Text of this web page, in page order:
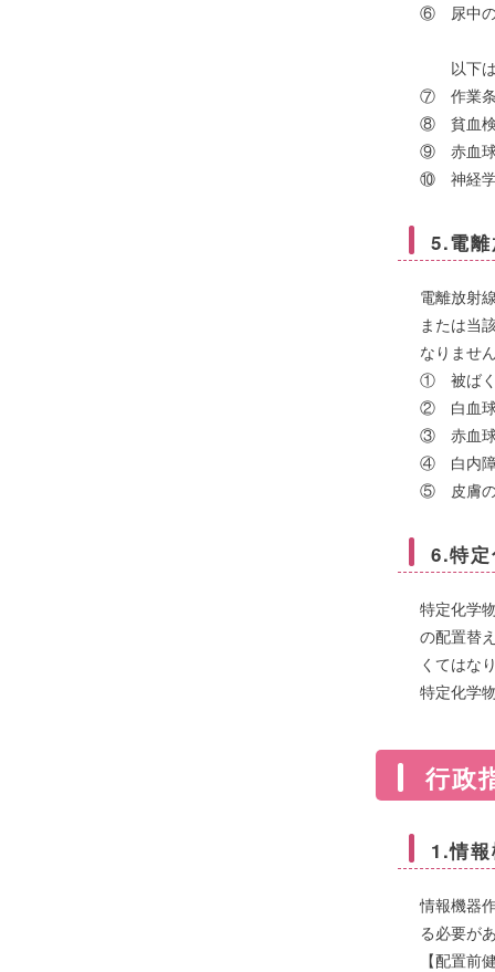
⑥ 尿中の
以下は
⑦ 作業条
⑧ 貧血
⑨ 赤血球
⑩ 神経学
5.電
電離放射
または当
なりませ
① 被ばく
② 白血球
③ 赤血球
④ 白内障
⑤ 皮膚
6.特
特定化学
の配置替
くてはな
特定化学
行政
1.情
情報機器
る必要が
【配置前